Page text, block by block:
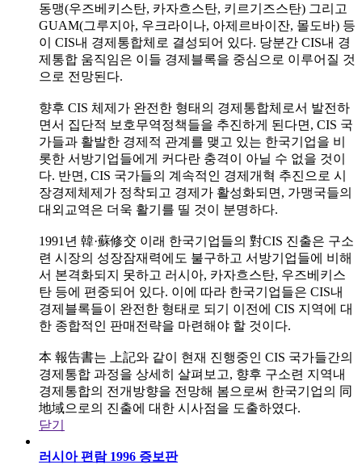
동맹(우즈베키스탄, 카자흐스탄, 키르기즈스탄) 그리고
GUAM(그루지아, 우크라이나, 아제르바이잔, 몰도바) 등
이 CIS내 경제통합체로 결성되어 있다. 당분간 CIS내 경
제통합 움직임은 이들 경제블록을 중심으로 이루어질 것
으로 전망된다.
향후 CIS 체제가 완전한 형태의 경제통합체로서 발전하
면서 집단적 보호무역정책들을 추진하게 된다면, CIS 국
가들과 활발한 경제적 관계를 맺고 있는 한국기업을 비
롯한 서방기업들에게 커다란 충격이 아닐 수 없을 것이
다. 반면, CIS 국가들의 계속적인 경제개혁 추진으로 시
장경제체제가 정착되고 경제가 활성화되면, 가맹국들의
대외교역은 더욱 활기를 띨 것이 분명하다.
1991년 韓·蘇修交 이래 한국기업들의 對CIS 진출은 구소
련 시장의 성장잠재력에도 불구하고 서방기업들에 비해
서 본격화되지 못하고 러시아, 카자흐스탄, 우즈베키스
탄 등에 편중되어 있다. 이에 따라 한국기업들은 CIS내
경제블록들이 완전한 형태로 되기 이전에 CIS 지역에 대
한 종합적인 판매전략을 마련해야 할 것이다.
本 報告書는 上記와 같이 현재 진행중인 CIS 국가들간의
경제통합 과정을 상세히 살펴보고, 향후 구소련 지역내
경제통합의 전개방향을 전망해 봄으로써 한국기업의 同
地域으로의 진출에 대한 시사점을 도출하였다.
닫기
러시아 편람 1996 증보판